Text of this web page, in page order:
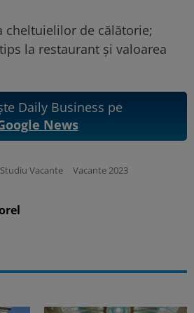
cheltuielilor de călătorie;
la restaurant și valoarea
Daily Business pe
News
Studiu Vacante Vacante 2023